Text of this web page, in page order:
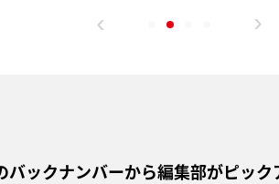
ックナンバーから編集部がピック